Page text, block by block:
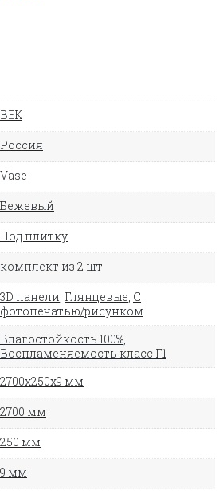
ВЕК
Россия
Vase
Бежевый
Под плитку
комплект из 2 шт
3D панели, Глянцевые, С
фотопечатью/рисунком
Влагостойкость 100%,
Воспламеняемость класс Г1
2700х250х9 мм
2700 мм
250 мм
9 мм